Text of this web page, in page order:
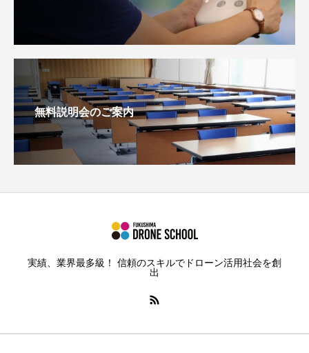
無料説明会のご案内
実績、業界最多級！ 信頼のスキルでドローン活用社会を創
出